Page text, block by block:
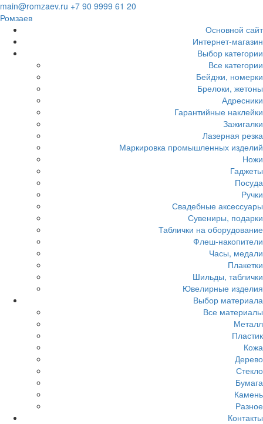
Загрузка...
main@romzaev.ru +7 90 9999 61 20
Ромзаев
Основной сайт
Интернет-магазин
Выбор категории
Все категории
Бейджи, номерки
Брелоки, жетоны
Адресники
Гарантийные наклейки
Зажигалки
Лазерная резка
Маркировка промышленных изделий
Ножи
Гаджеты
Посуда
Ручки
Свадебные аксессуары
Сувениры, подарки
Таблички на оборудование
Флеш-накопители
Часы, медали
Плакетки
Шильды, таблички
Ювелирные изделия
Выбор материала
Все материалы
Металл
Пластик
Кожа
Дерево
Стекло
Бумага
Камень
Разное
Контакты